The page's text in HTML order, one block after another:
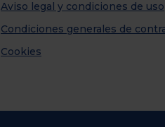
Aviso legal y condiciones de uso
Condiciones generales de
Cookies